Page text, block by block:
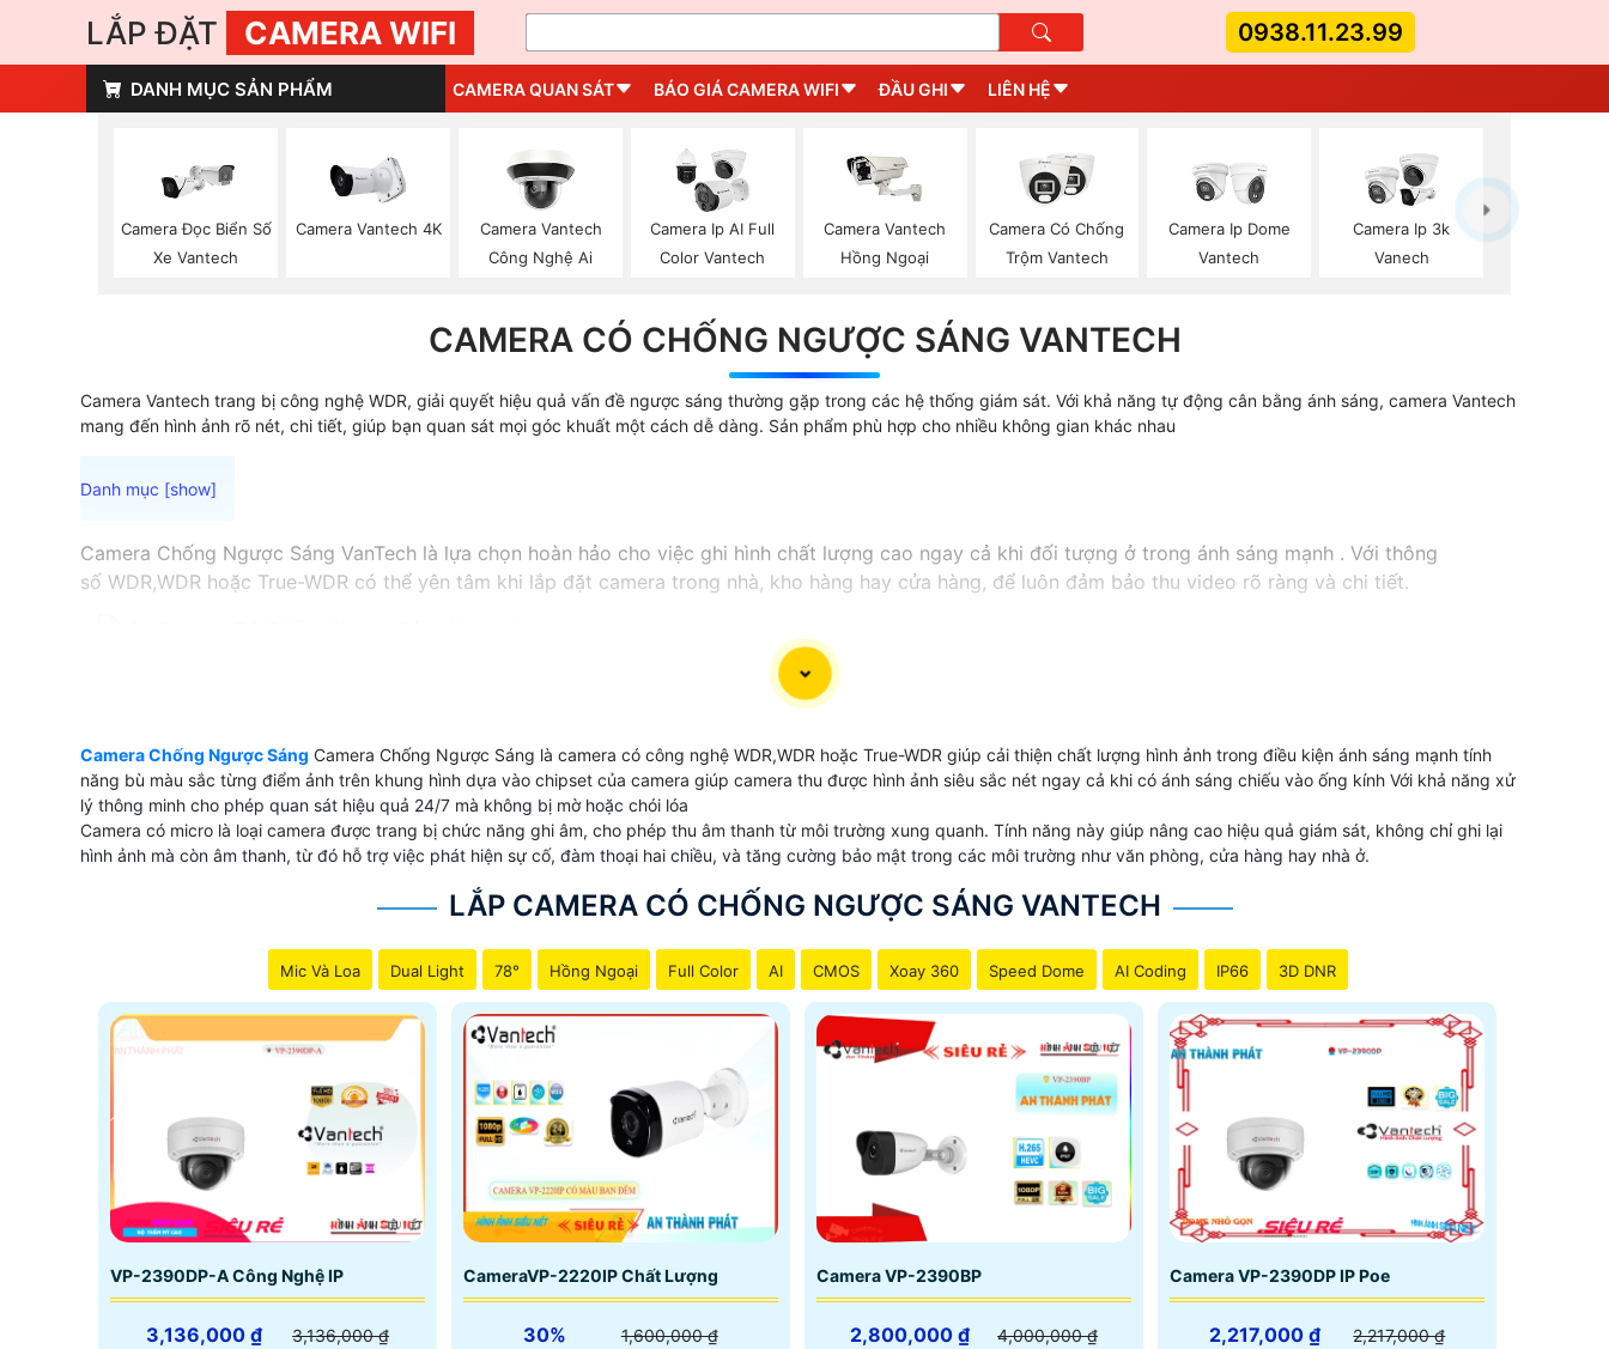
LẮP ĐẶT CAMERA WIFI 0938.11.23.99
DANH MỤC SẢN PHẨM CAMERA QUAN SÁT BÁO GIÁ CAMERA WIFI ĐẦU GHI LIÊN HỆ
Camera Đọc Biển Số
Xe Vantech
Camera Vantech 4K
Camera Vantech
Công Nghệ Ai
Camera Ip AI Full
Color Vantech
Camera Vantech
Hồng Ngoại
Camera Có Chống
Trộm Vantech
Camera Ip Dome
Vantech
Camera Ip 3k
Vanech
CAMERA CÓ CHỐNG NGƯỢC SÁNG VANTECH
Camera Vantech trang bị công nghệ WDR, giải quyết hiệu quả vấn đề ngược sáng thường gặp trong các hệ thống giám sát. Với khả năng tự động cân bằng ánh sáng, camera Vantech
mang đến hình ảnh rõ nét, chi tiết, giúp bạn quan sát mọi góc khuất một cách dễ dàng. Sản phẩm phù hợp cho nhiều không gian khác nhau
Camera Chống Ngược Sáng VanTech là lựa chọn hoàn hảo cho việc ghi hình chất lượng cao ngay cả khi đối tượng ở trong ánh sáng mạnh . Với thông
số WDR,WDR hoặc True-WDR có thể yên tâm khi lắp đặt camera trong nhà, kho hàng hay cửa hàng, để luôn đảm bảo thu video rõ ràng và chi tiết.
Camera Chống Ngược Sáng Camera Chống Ngược Sáng là camera có công nghệ WDR,WDR hoặc True-WDR giúp cải thiện chất lượng hình ảnh trong điều kiện ánh sáng mạnh tính
năng bù màu sắc từng điểm ảnh trên khung hình dựa vào chipset của camera giúp camera thu được hình ảnh siêu sắc nét ngay cả khi có ánh sáng chiếu vào ống kính Với khả năng xử
lý thông minh cho phép quan sát hiệu quả 24/7 mà không bị mờ hoặc chói lóa
Camera có micro là loại camera được trang bị chức năng ghi âm, cho phép thu âm thanh từ môi trường xung quanh. Tính năng này giúp nâng cao hiệu quả giám sát, không chỉ ghi lại
hình ảnh mà còn âm thanh, từ đó hỗ trợ việc phát hiện sự cố, đàm thoại hai chiều, và tăng cường bảo mật trong các môi trường như văn phòng, cửa hàng hay nhà ở.
LẮP CAMERA CÓ CHỐNG NGƯỢC SÁNG VANTECH
Mic Và Loa Dual Light 78° Hồng Ngoại Full Color AI CMOS Xoay 360 Speed Dome AI Coding IP66 3D DNR
VP-2390DP-A Công Nghệ IP
3,136,000 ₫ 3,136,000 ₫
CameraVP-2220IP Chất Lượng
30% 1,600,000 ₫
Camera VP-2390BP
2,800,000 ₫ 4,000,000 ₫
Camera VP-2390DP IP Poe
2,217,000 ₫ 2,217,000 ₫